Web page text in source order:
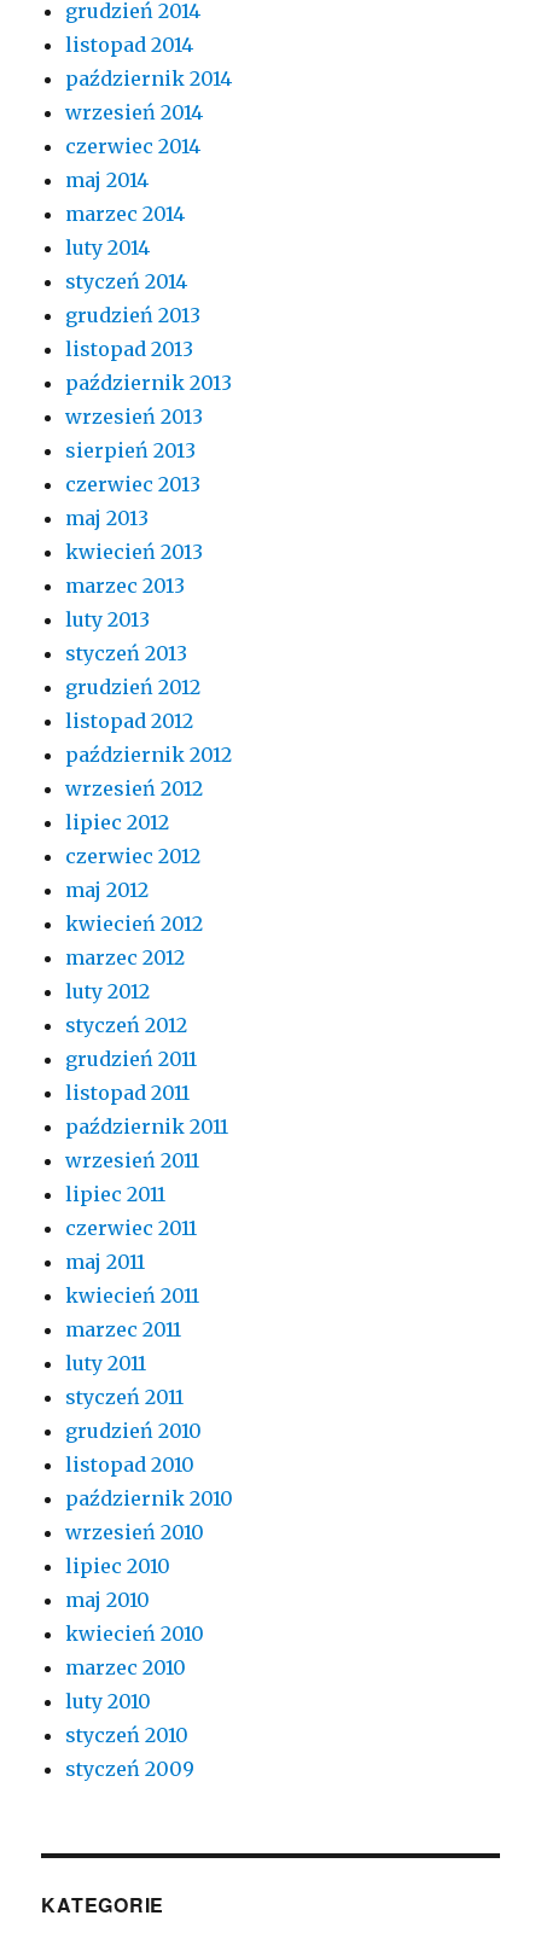
grudzień 2014
listopad 2014
październik 2014
wrzesień 2014
czerwiec 2014
maj 2014
marzec 2014
luty 2014
styczeń 2014
grudzień 2013
listopad 2013
październik 2013
wrzesień 2013
sierpień 2013
czerwiec 2013
maj 2013
kwiecień 2013
marzec 2013
luty 2013
styczeń 2013
grudzień 2012
listopad 2012
październik 2012
wrzesień 2012
lipiec 2012
czerwiec 2012
maj 2012
kwiecień 2012
marzec 2012
luty 2012
styczeń 2012
grudzień 2011
listopad 2011
październik 2011
wrzesień 2011
lipiec 2011
czerwiec 2011
maj 2011
kwiecień 2011
marzec 2011
luty 2011
styczeń 2011
grudzień 2010
listopad 2010
październik 2010
wrzesień 2010
lipiec 2010
maj 2010
kwiecień 2010
marzec 2010
luty 2010
styczeń 2010
styczeń 2009
KATEGORIE